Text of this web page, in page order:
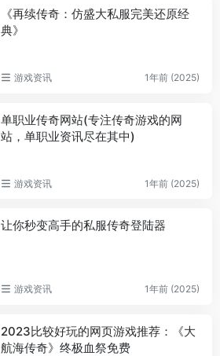
《再续传奇：仿盛大私服完美还原经
典》
游戏资讯 1年前 (2025)
单职业传奇网站(专注传奇游戏的网
站，单职业资讯尽在其中)
游戏资讯 1年前 (2025)
让你秒变高手的私服传奇登陆器
游戏资讯 1年前 (2025)
2023比较好玩的网页游戏推荐：《大
航海传奇》终极血祭免费